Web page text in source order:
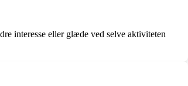
interesse eller glæde ved selve aktiviteten